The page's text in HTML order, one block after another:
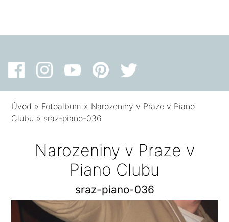
Úvod » Fotoalbum » Narozeniny v Praze v Piano
Clubu » sraz-piano-036
Narozeniny v Praze v
Piano Clubu
sraz-piano-036